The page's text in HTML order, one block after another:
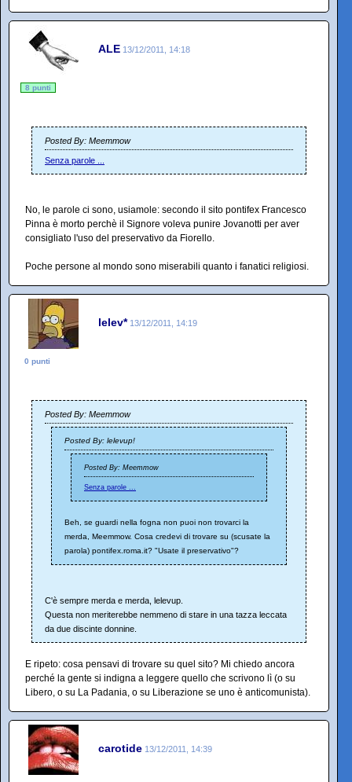
ALE 13/12/2011, 14:18
8 punti
Posted By: Meemmow
Senza parole ...
No, le parole ci sono, usiamole: secondo il sito pontifex Francesco
Pinna è morto perchè il Signore voleva punire Jovanotti per aver
consigliato l'uso del preservativo da Fiorello.
Poche persone al mondo sono miserabili quanto i fanatici religiosi.
lelev* 13/12/2011, 14:19
0 punti
Posted By: Meemmow
Posted By: lelevup!
Posted By: Meemmow
Senza parole ...
Beh, se guardi nella fogna non puoi non trovarci la
merda, Meemmow. Cosa credevi di trovare su (scusate la
parola) pontifex.roma.it? "Usate il preservativo"?
C'è sempre merda e merda, lelevup.
Questa non meriterebbe nemmeno di stare in una tazza leccata
da due discinte donnine.
E ripeto: cosa pensavi di trovare su quel sito? Mi chiedo ancora
perché la gente si indigna a leggere quello che scrivono lì (o su
Libero, o su La Padania, o su Liberazione se uno è anticomunista).
carotide 13/12/2011, 14:39